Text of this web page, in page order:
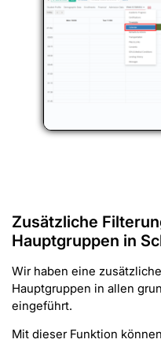
Zusätzliche
Hauptgruppen in
Wir haben eine
Hauptgruppen in allen
eingeführt.
Mit dieser Funktion